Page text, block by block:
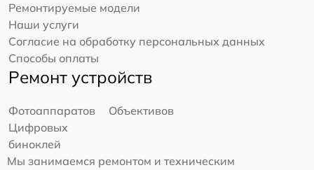
Ремонтируемые модели
Наши услуги
Согласие на обработку персональных данных
Способы оплаты
Ремонт устройств
Фотоаппаратов
Объективов
Цифровых
биноклей
Мы занимаемся ремонтом и техническим